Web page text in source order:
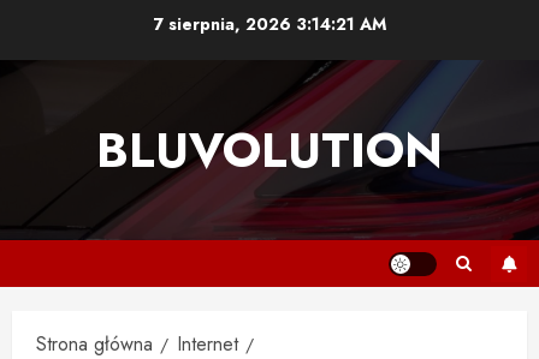
7 sierpnia, 2026 3:14:22 AM
BLUVOLUTION
Strona główna
Internet